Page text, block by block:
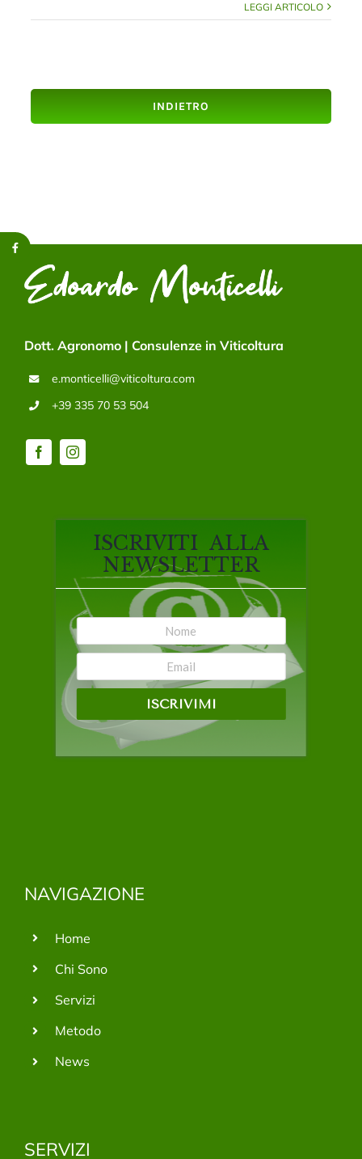
LEGGI ARTICOLO
INDIETRO
Dott. Agronomo | Consulenze in Viticoltura
e.monticelli@viticoltura.com
+39 335 70 53 504
ISCRIVITI ALLA
NEWSLETTER
ISCRIVIMI
NAVIGAZIONE
Home
Chi Sono
Servizi
Metodo
News
SERVIZI